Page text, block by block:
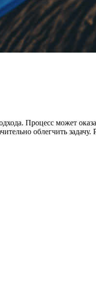
Процесс может
облегчить